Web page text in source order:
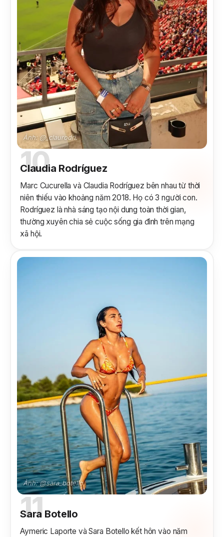
Ảnh: @_claurodri.
10
Claudia Rodríguez
Marc Cucurella và Claudia Rodríguez bên nhau từ thời
niên thiếu vào khoảng năm 2018. Họ có 3 người con.
Rodríguez là nhà sáng tạo nội dung toàn thời gian,
thường xuyên chia sẻ cuộc sống gia đình trên mạng
xã hội.
Ảnh: @sara_botello.
11
Sara Botello
Aymeric Laporte và Sara Botello kết hôn vào năm